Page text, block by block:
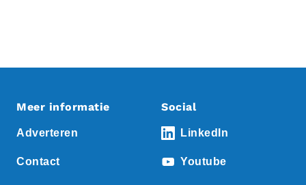
Meer informatie
Adverteren
Contact
Social
LinkedIn
Youtube